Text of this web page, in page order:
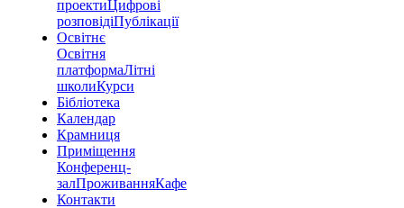
проектиЦифрові
розповідіПублікації
Освітнє
Освітня
платформаЛітні
школиКурси
Бібліотека
Календар
Крамниця
Приміщення
Конференц-
залПроживанняКафе
Контакти